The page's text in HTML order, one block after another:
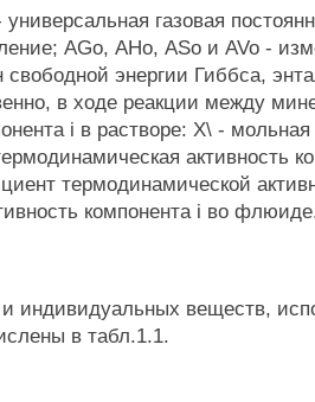
газовая
AGo, АНо, ASo и AVo -
свободной энергии Гиббса,
в ходе реакции между
i в растворе: Х\ -
активность
термодинамической
компонента i во
индивидуальных веществ,
в табл.1.1.